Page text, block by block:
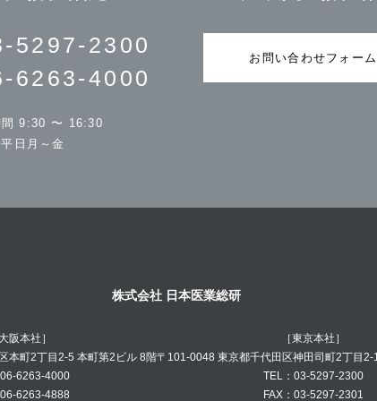
5297-2300
6263-4000
間 9:30 〜 16:30
平日月～金
お問い合わせフォー
株式会社 日本医業総研
大阪本社］
本町2丁目2-5 本町第2ビル 8階
6263-4000
6263-4888
［東京本社］
〒101-0048 東京都千代田区神田司町2丁目2-
TEL：03-5297-2300
FAX：03-5297-2301